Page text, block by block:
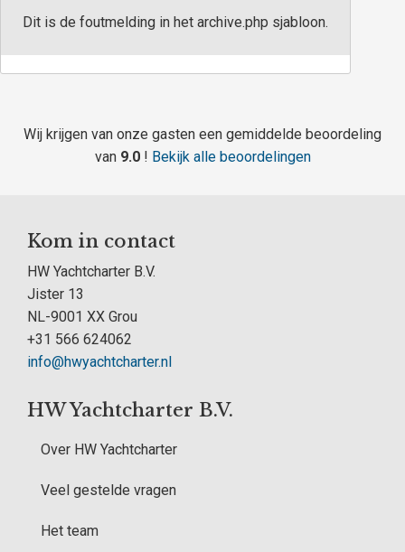
Dit is de foutmelding in het archive.php sjabloon.
Wij krijgen van onze gasten een gemiddelde beoordeling
van 9.0 ! Bekijk alle beoordelingen
Kom in contact
HW Yachtcharter B.V.
Jister 13
NL-9001 XX Grou
+31 566 624062
info@hwyachtcharter.nl
HW Yachtcharter B.V.
Over HW Yachtcharter
Veel gestelde vragen
Het team